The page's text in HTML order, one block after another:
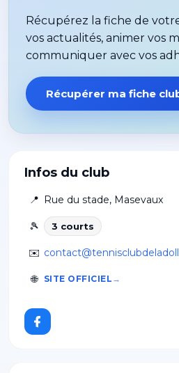
Infos du club
📍 Rue du stade, Masevaux
🎾 3 courts
✉️
🌐 SITE OFFICIEL
Récupérez la fiche de
vos actualités, animer vos
communiquer avec vos
Récupérer ma fiche